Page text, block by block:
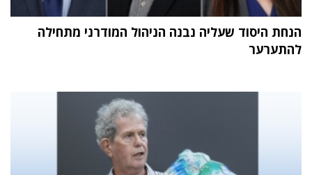
הנחת היסוד שעליה נבנה הניהול המודרני מתחילה
להתערער